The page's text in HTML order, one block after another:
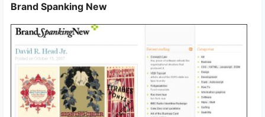
Brand Spanking New